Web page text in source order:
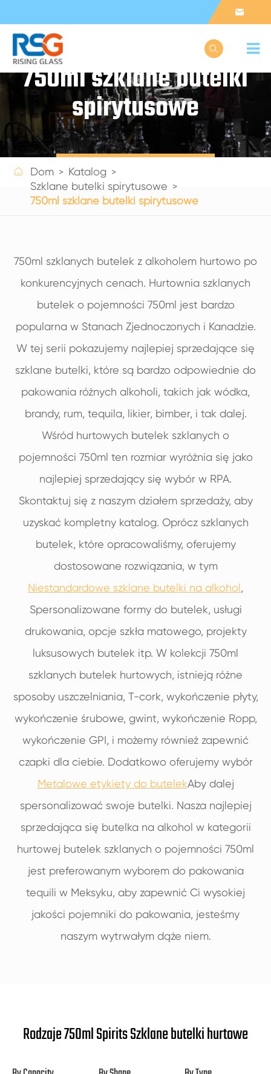


750ml szklane butelki
spirytusowe
Get a Quote
 Dom
Katalog
Szklane butelki spirytusowe
750ml szklane butelki spirytusowe
750ml szklanych butelek z alkoholem hurtowo po
konkurencyjnych cenach. Hurtownia szklanych
butelek o pojemności 750ml jest bardzo
popularna w Stanach Zjednoczonych i Kanadzie.
W tej serii pokazujemy najlepiej sprzedające się
szklane butelki, które są bardzo odpowiednie do
pakowania różnych alkoholi, takich jak wódka,
brandy, rum, tequila, likier, bimber, i tak dalej.
Wśród hurtowych butelek szklanych o
pojemności 750ml ten rozmiar wyróżnia się jako
najlepiej sprzedający się wybór w RPA.
Skontaktuj się z naszym działem sprzedaży, aby
uzyskać kompletny katalog. Oprócz szklanych
butelek, które opracowaliśmy, oferujemy
dostosowane rozwiązania, w tym
Niestandardowe szklane butelki na alkohol,
Spersonalizowane formy do butelek, usługi
drukowania, opcje szkła matowego, projekty
luksusowych butelek itp. W kolekcji 750ml
szklanych butelek hurtowych, istnieją różne
sposoby uszczelniania, T-cork, wykończenie płyty,
wykończenie śrubowe, gwint, wykończenie Ropp,
wykończenie GPI, i możemy również zapewnić
czapki dla ciebie. Dodatkowo oferujemy wybór
Metalowe etykiety do butelekAby dalej
spersonalizować swoje butelki. Nasza najlepiej
sprzedająca się butelka na alkohol w kategorii
hurtowej butelek szklanych o pojemności 750ml
jest preferowanym wyborem do pakowania
tequili w Meksyku, aby zapewnić Ci wysokiej
jakości pojemniki do pakowania, jesteśmy
naszym wytrwałym dąże niem.
Rodzaje 750ml Spirits Szklane butelki hurtowe